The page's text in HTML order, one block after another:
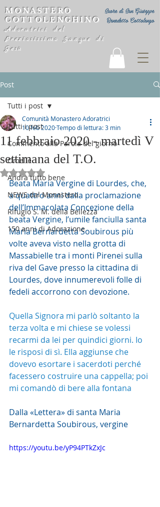
Suore di San Giuseppe
Benedetto Cottolengo
MONASTERO
COTTOLENGHINO
Adoratrici del
Preziosissimo Sangue di
Gesù
Post
Tutti i post
Commento alla Parola del giorno
Omelie
Andrà tutto bene
NEWS dal Monastero
Rifugio S. M. della Bellezza
150 anni di Adorazione
Tutti i post
11 febbraio 2020 - martedì V
settimana del T.O.
Comunità Monastero Adoratrici
10 feb 2020Tempo di lettura: 3 min
Valutazione NaN stelle su 5.
Beata Maria Vergine di Lourdes, che,
a quattro anni dalla proclamazione
dell’Immacolata Concezione della
beata Vergine, l’umile fanciulla santa
Maria Bernardetta Soubirous più
volte aveva visto nella grotta di
Massabielle tra i monti Pirenei sulla
riva del Gave presso la cittadina di
Lourdes, dove innumerevoli folle di
fedeli accorrono con devozione.
Quella Signora mi parlò soltanto la
terza volta e mi chiese se volessi
recarmi da lei per quindici giorni. Io
le risposi di sì. Ella aggiunse che
dovevo esortare i sacerdoti perché
facessero costruire una cappella; poi
mi comandò di bere alla fontana
Dalla «Lettera» di santa Maria
Bernardetta Soubirous, vergine
https://youtu.be/yP94PTkZxJc